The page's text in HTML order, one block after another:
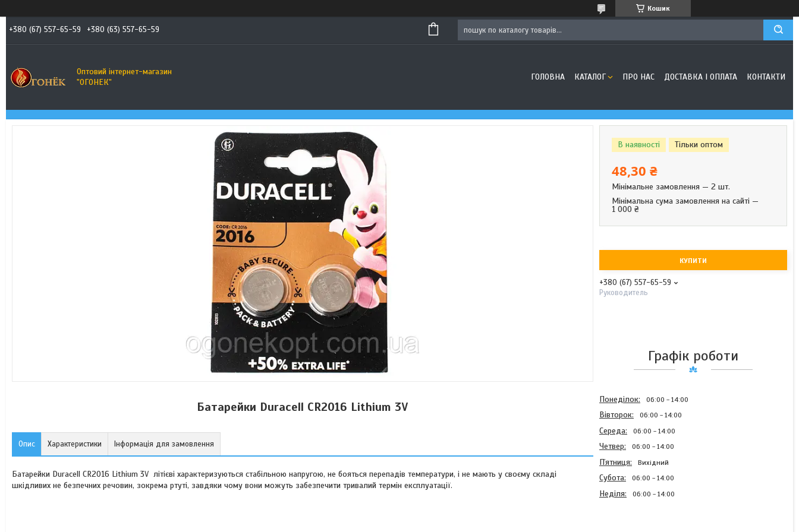
Кошик
+380 (67) 557-65-59 +380 (63) 557-65-59
Оптовий інтернет-магазин
"ОГОНЕК"
ГОЛОВНА КАТАЛОГ ПРО НАС ДОСТАВКА І ОПЛАТА КОНТАКТИ
Батарейки Duracell CR2016 Lithium 3V
Опис Характеристики Інформація для замовлення
Батарейки Duracell CR2016 Lithium 3V літієві характеризуються стабільною напругою, не бояться перепадів температури, і не мають у своєму складі
шкідливих не безпечних речовин, зокрема ртуті, завдяки чому вони можуть забезпечити тривалий термін експлуатації.
В наявності Тільки оптом
48,30 ₴
Мінімальне замовлення — 2 шт.
Мінімальна сума замовлення на сайті —
1 000 ₴
КУПИТИ
+380 (67) 557-65-59
Руководитель
Графік роботи
Понеділок 06:00 14:00
Вівторок 06:00 14:00
Середа 06:00 14:00
Четвер 06:00 14:00
Пʼятниця Вихідний
Субота 06:00 14:00
Неділя 06:00 14:00